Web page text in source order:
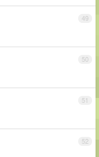
49
50
51
52